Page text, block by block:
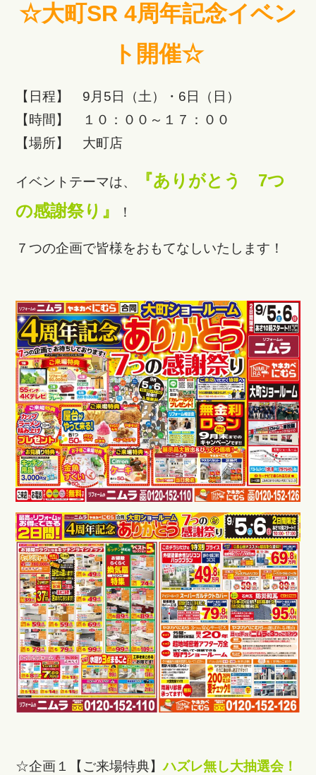
☆大町SR 4周年記念イベン
ト 開催☆
【日程】 9月5日（土）・6日（日）
【時間】 １０：００～１７：００
【場所】 大町店
イベントテーマは、
『ありがとう 7つ
の感謝祭り』
！
７つの企画で皆様をおもてなしいたします！
☆企画１【ご来場特典】ハズレ無し大抽選会！